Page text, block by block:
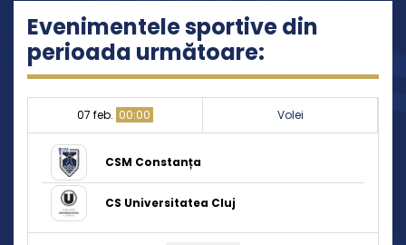
Evenimentele sportive din
perioada următoare:
07 feb. 00:00 Volei
CSM Constanța
CS Universitatea Cluj